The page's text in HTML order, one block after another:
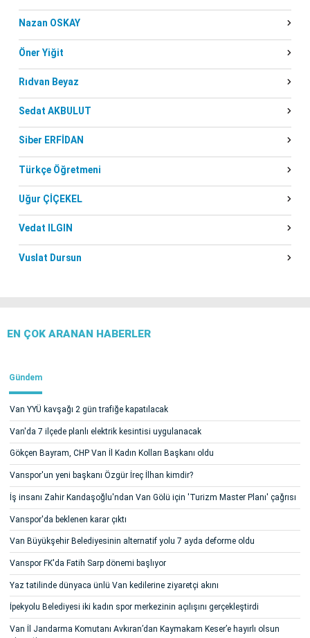
Nazan OSKAY
Öner Yiğit
Rıdvan Beyaz
Sedat AKBULUT
Siber ERFİDAN
Türkçe Öğretmeni
Uğur ÇİÇEKEL
Vedat ILGIN
Vuslat Dursun
EN ÇOK ARANAN HABERLER
Gündem
Van YYÜ kavşağı 2 gün trafiğe kapatılacak
Van'da 7 ilçede planlı elektrik kesintisi uygulanacak
Gökçen Bayram, CHP Van İl Kadın Kolları Başkanı oldu
Vanspor'un yeni başkanı Özgür İreç İlhan kimdir?
İş insanı Zahir Kandaşoğlu'ndan Van Gölü için 'Turizm Master Planı' çağrısı
Vanspor'da beklenen karar çıktı
Van Büyükşehir Belediyesinin alternatif yolu 7 ayda deforme oldu
Vanspor FK'da Fatih Sarp dönemi başlıyor
Yaz tatilinde dünyaca ünlü Van kedilerine ziyaretçi akını
İpekyolu Belediyesi iki kadın spor merkezinin açılışını gerçekleştirdi
Van İl Jandarma Komutanı Avkıran’dan Kaymakam Keser’e hayırlı olsun